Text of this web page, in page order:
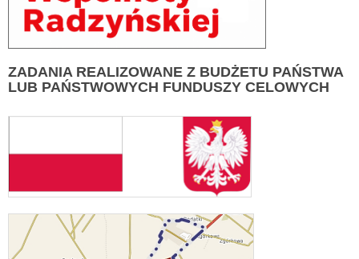
ZADANIA REALIZOWANE Z BUDŻETU PAŃSTWA
LUB PAŃSTWOWYCH FUNDUSZY CELOWYCH